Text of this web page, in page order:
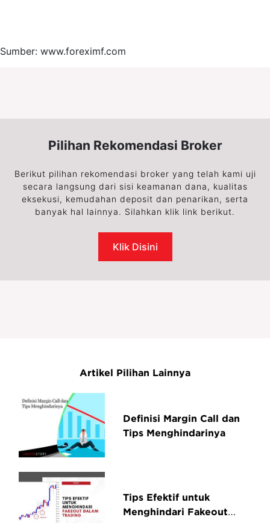
Sumber: www.foreximf.com
Pilihan Rekomendasi Broker
Berikut pilihan rekomendasi broker yang telah kami uji
secara langsung dari sisi keamanan dana, kualitas
eksekusi, kemudahan deposit dan penarikan, serta
banyak hal lainnya. Silahkan klik link berikut.
Klik Disini
Artikel Pilihan Lainnya
Definisi Margin Call dan
Tips Menghindarinya
Tips Efektif untuk
Menghindari Fakeout